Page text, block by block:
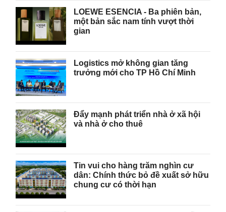
LOEWE ESENCIA - Ba phiên bản,
một bản sắc nam tính vượt thời
gian
Logistics mở không gian tăng
trưởng mới cho TP Hồ Chí Minh
Đẩy mạnh phát triển nhà ở xã hội
và nhà ở cho thuê
Tin vui cho hàng trăm nghìn cư
dân: Chính thức bỏ đề xuất sở hữu
chung cư có thời hạn